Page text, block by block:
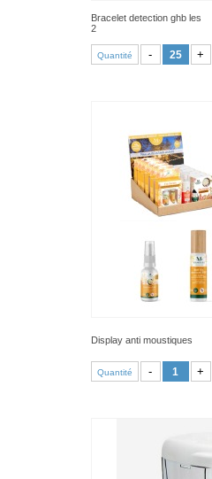
Bracelet detection ghb les
2
Quantité - +
Display anti moustiques
Quantité - +